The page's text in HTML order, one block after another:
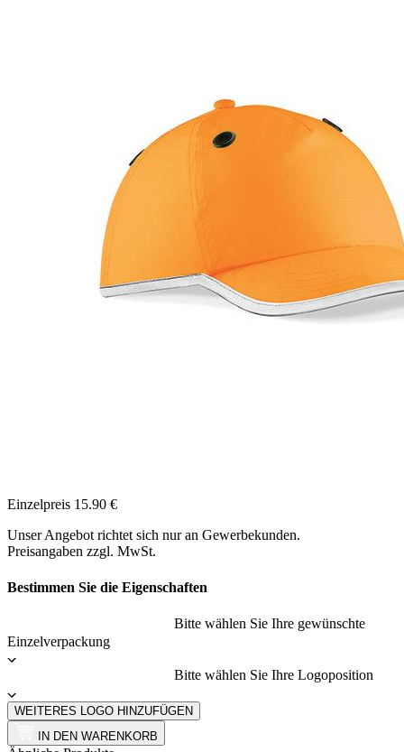
Einzelpreis 15.90 €
Unser Angebot richtet sich nur an Gewerbekunden.
Preisangaben zzgl. MwSt.
Bestimmen Sie die Eigenschaften
Bitte wählen Sie Ihre gewünschte
Einzelverpackung
Bitte wählen Sie Ihre Logoposition
WEITERES LOGO HINZUFÜGEN
IN DEN WARENKORB